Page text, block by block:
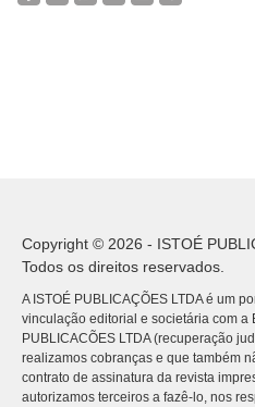
Copyright © 2026 - ISTOÉ
Todos os direitos reservados.
A ISTOÉ PUBLICAÇÕES LTDA é um
vinculação editorial e societária com a
PUBLICACÕES LTDA (recuperação
realizamos cobranças e que também
contrato de assinatura da revista
autorizamos terceiros a fazê-lo, nos